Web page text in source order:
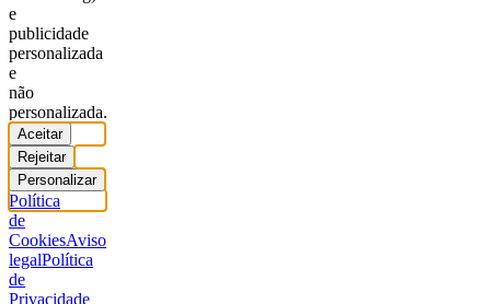
e
publicidade
personalizada
e
não
personalizada.
Aceitar
Rejeitar
Personalizar
Política
de
CookiesAviso
legalPolítica
de
Privacidade